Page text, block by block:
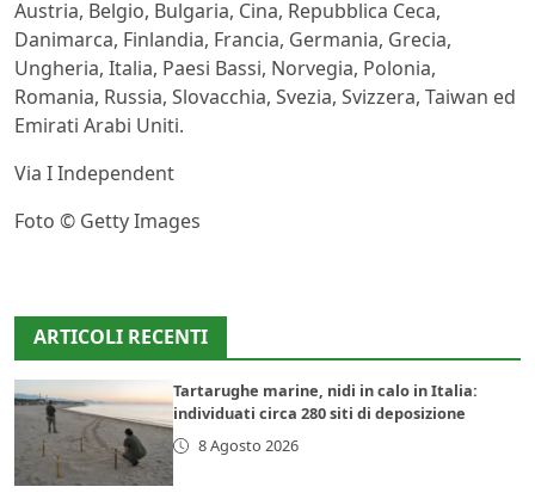
Austria, Belgio, Bulgaria, Cina, Repubblica Ceca,
Danimarca, Finlandia, Francia, Germania, Grecia,
Ungheria, Italia, Paesi Bassi, Norvegia, Polonia,
Romania, Russia, Slovacchia, Svezia, Svizzera, Taiwan ed
Emirati Arabi Uniti.
Via I Independent
Foto © Getty Images
ARTICOLI RECENTI
Tartarughe marine, nidi in calo in Italia:
individuati circa 280 siti di deposizione
8 Agosto 2026